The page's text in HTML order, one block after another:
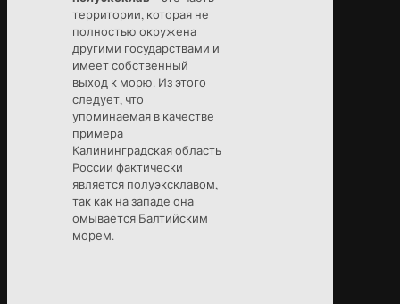
территории, которая не
полностью окружена
другими государствами и
имеет собственный
выход к морю. Из этого
следует, что
упоминаемая в качестве
примера
Калининградская область
России фактически
является полуэксклавом,
так как на западе она
омывается Балтийским
морем.